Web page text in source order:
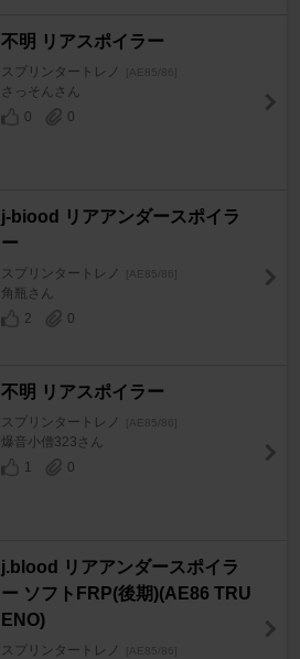
不明 リアスポイラー
スプリンタートレノ [AE85/86]
さっそんさん
0
0
j-biood リアアンダースポイラ
ー
スプリンタートレノ [AE85/86]
角瓶さん
2
0
不明 リアスポイラー
スプリンタートレノ [AE85/86]
爆音小僧323さん
1
0
j.blood リアアンダースポイラ
ー ソフトFRP(後期)(AE86 TRU
ENO)
スプリンタートレノ [AE85/86]